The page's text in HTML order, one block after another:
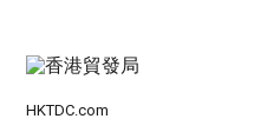
HKTDC.com